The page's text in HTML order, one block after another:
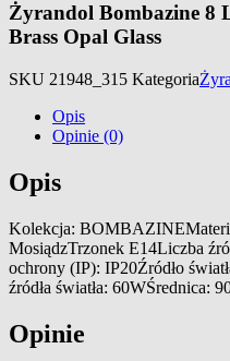
Żyrandol Bombazine 8
Brass Opal Glass
SKU 21948_315 Kategoria
Opis
Opinie (0)
Opis
Kolekcja:
MosiądzTrzonek E14Liczba
ochrony (IP): IP20Źródło
źródła światła: 60WŚrednica:
Opinie